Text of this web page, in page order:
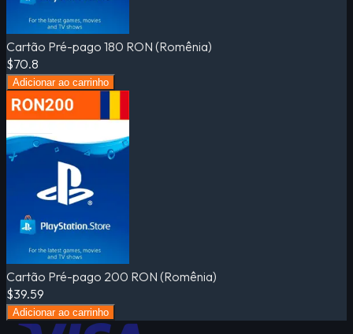
Cartão Pré-pago 180 RON (Romênia)
$70.8
Adicionar ao carrinho
Cartão Pré-pago 200 RON (Romênia)
$39.59
Adicionar ao carrinho